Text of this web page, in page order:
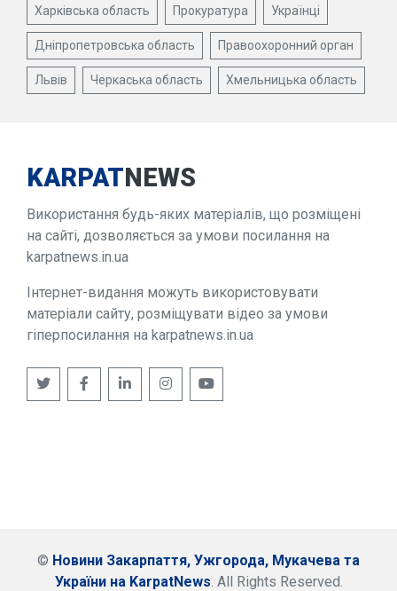
Харківська область Прокуратура Українці
Дніпропетровська область Правоохоронний орган
Львів Черкаська область Хмельницька область
KARPATNEWS
Використання будь-яких матеріалів, що розміщені
на сайті, дозволяється за умови посилання на
karpatnews.in.ua
Інтернет-видання можуть використовувати
матеріали сайту, розміщувати відео за умови
гіперпосилання на karpatnews.in.ua
© Новини Закарпаття, Ужгорода, Мукачева та
України на KarpatNews. All Rights Reserved.